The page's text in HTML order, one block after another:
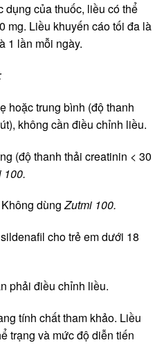
dụng của thuốc, liều có thể
mg. Liều khuyến cáo tối đa là
1 lần mỗi ngày.
hoặc trung bình (độ thanh
không cần điều chỉnh liều.
(độ thanh thải creatinin < 30
100.
Không dùngZutmi 100.
cho trẻ em dưới 18
phải điều chỉnh liều.
tính chất tham khảo. Liều
trạng và mức độ diễn tiến